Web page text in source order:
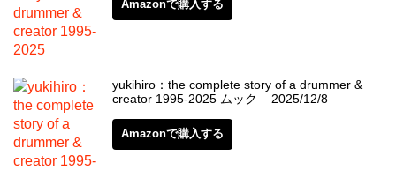
Amazonで購入する
yukihiro：the complete story of a drummer &
creator 1995-2025 ムック – 2025/12/8
Amazonで購入する